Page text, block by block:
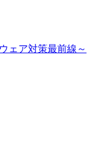
ェア対策最前線～